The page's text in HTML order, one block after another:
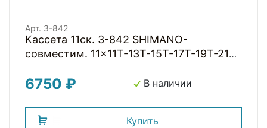
Арт. 3-842
Кассета 11ск. 3-842 SHIMANO-
совместим. 11x11T-13T-15T-17T-19T-21T-
серебрист.-черная C-11SC CLARKS
6750 ₽ В наличии
Купить